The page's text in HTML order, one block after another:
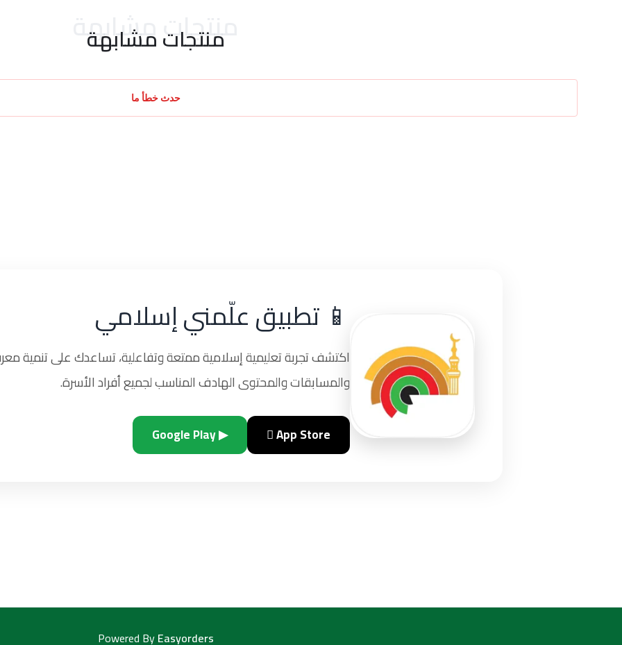
منتجات مشابهة
منتجات مشابهة
حدث خطأ ما
📱 تطبيق علّمني إسلامي
اكتشف تجربة تعليمية إسلامية ممتعة وتفاعلية، تساعدك على تنمية
والمسابقات والمحتوى الهادف المناسب لجميع أفراد الأسرة.
 App Store
▶ Google Play
Powered ByEasyorders